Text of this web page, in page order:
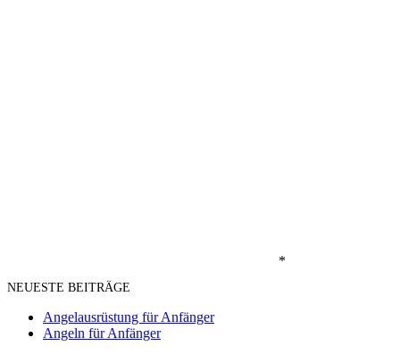
*
NEUESTE BEITRÄGE
Angelausrüstung für Anfänger
Angeln für Anfänger